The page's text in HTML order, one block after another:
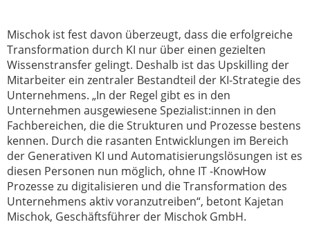
Mischok ist fest davon überzeugt, dass die erfolgreiche
Transformation durch KI nur über einen gezielten
Wissenstransfer gelingt. Deshalb ist das Upskilling der
Mitarbeiter ein zentraler Bestandteil der KI-Strategie des
Unternehmens. „In der Regel gibt es in den
Unternehmen ausgewieseneSpezialist:innen in den
Fachbereichen, die die Strukturen und Prozesse bestens
kennen. Durch die rasanten Entwicklungen im Bereich
der Generativen KI und Automatisierungslösungen ist es
diesen Personen nun möglich, ohne IT -KnowHow
Prozesse zu digitalisieren und die Transformation des
Unternehmens aktiv voranzutreiben“, betont Kajetan
Mischok, Geschäftsführer der Mischok GmbH.